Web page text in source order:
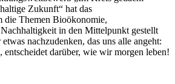
Zukunft“ hat das
die Themen Bioökonomie,
in den Mittelpunkt gestellt
nachzudenken, das uns alle angeht:
darüber, wie wir morgen leben!